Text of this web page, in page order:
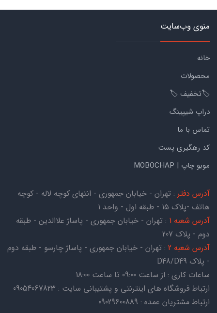
منوی وب‌سایت
خانه
محصولات
🏷️تخفیف 🏷️
دراپ شیپینگ
تماس با ما
کد رهگیری پست
موبو چاپ | MOBOCHAP
آدرس دفتر : تهران - خیابان جمهوری - انتهای کوچه لاله - کوچه
هاتف -پلاک ۱۵ - طبقه اول - واحد ۱
آدرس شعبه 1
: تهران - خیابان جمهوری - پاساژ علاالدین - طبقه
دوم - پلاک 207
آدرس شعبه 2
: تهران - خیابان جمهوری - پاساژ چارسو - طبقه دوم
- پلاک D48/D49
ساعات کاری : از ساعت 09:00 تا ساعت 18:00
ارتباط فروشگاه های اینترنتی و پشتیبانی سایت : 09054067823
ارتباط مشتریان عمده : 09029600889